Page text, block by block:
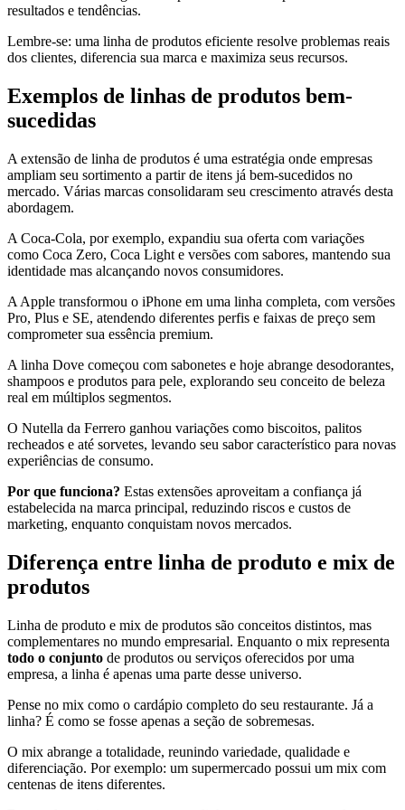
resultados e tendências.
Lembre-se: uma linha de produtos eficiente resolve problemas reais
dos clientes, diferencia sua marca e maximiza seus recursos.
Exemplos de linhas de produtos bem-
sucedidas
A extensão de linha de produtos é uma estratégia onde empresas
ampliam seu sortimento a partir de itens já bem-sucedidos no
mercado. Várias marcas consolidaram seu crescimento através desta
abordagem.
A Coca-Cola, por exemplo, expandiu sua oferta com variações
como Coca Zero, Coca Light e versões com sabores, mantendo sua
identidade mas alcançando novos consumidores.
A Apple transformou o iPhone em uma linha completa, com versões
Pro, Plus e SE, atendendo diferentes perfis e faixas de preço sem
comprometer sua essência premium.
A linha Dove começou com sabonetes e hoje abrange desodorantes,
shampoos e produtos para pele, explorando seu conceito de beleza
real em múltiplos segmentos.
O Nutella da Ferrero ganhou variações como biscoitos, palitos
recheados e até sorvetes, levando seu sabor característico para novas
experiências de consumo.
Por que funciona? Estas extensões aproveitam a confiança já
estabelecida na marca principal, reduzindo riscos e custos de
marketing, enquanto conquistam novos mercados.
Diferença entre linha de produto e mix de
produtos
Linha de produto e mix de produtos são conceitos distintos, mas
complementares no mundo empresarial. Enquanto o mix representa
todo o conjunto de produtos ou serviços oferecidos por uma
empresa, a linha é apenas uma parte desse universo.
Pense no mix como o cardápio completo do seu restaurante. Já a
linha? É como se fosse apenas a seção de sobremesas.
O mix abrange a totalidade, reunindo variedade, qualidade e
diferenciação. Por exemplo: um supermercado possui um mix com
centenas de itens diferentes.